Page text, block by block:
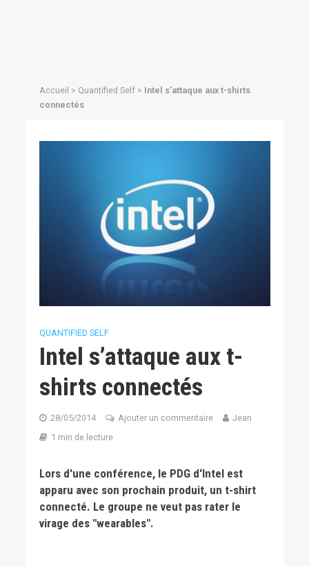
Accueil > Quantified Self> Intel s’attaque aux t-shirts
connectés
QUANTIFIED SELF
Intel s’attaque aux t-
shirts connectés
28/05/2014 Ajouter un commentaire
Jean
1 min de lecture
Lors d'une conférence, le PDG d'Intel est
apparu avec son prochain produit, un t-shirt
connecté. Le groupe ne veut pas rater le
virage des "wearables".